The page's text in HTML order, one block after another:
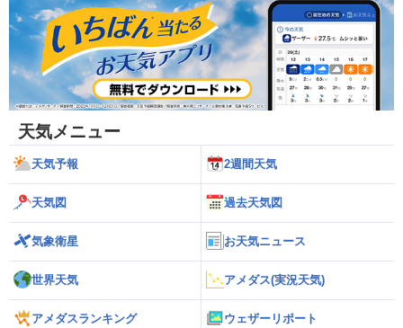
天気メニュー
天気予報 2週間天気
天気図 過去天気図
気象衛星 お天気ニュース
世界天気 アメダス(実況天気)
アメダスランキング ウェザーリポート